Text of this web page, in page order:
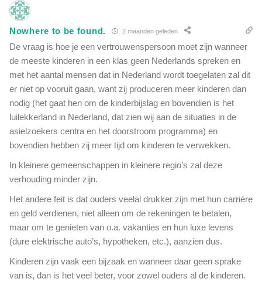
Nowhere to be found. 2 maanden geleden
De vraag is hoe je een vertrouwenspersoon moet zijn wanneer
de meeste kinderen in een klas geen Nederlands spreken en
met het aantal mensen dat in Nederland wordt toegelaten zal dit
er niet op vooruit gaan, want zij produceren meer kinderen dan
nodig (het gaat hen om de kinderbijslag en bovendien is het
luilekkerland in Nederland, dat zien wij aan de situaties in de
asielzoekers centra en het doorstroom programma) en
bovendien hebben zij meer tijd om kinderen te verwekken.
In kleinere gemeenschappen in kleinere regio’s zal deze
verhouding minder zijn.
Het andere feit is dat ouders veelal drukker zijn met hun carrière
en geld verdienen, niet alleen om de rekeningen te betalen,
maar om te genieten van o.a. vakanties en hun luxe levens
(dure elektrische auto’s, hypotheken, etc.), aanzien dus.
Kinderen zijn vaak een bijzaak en wanneer daar geen sprake
van is, dan is het veel beter, voor zowel ouders al de kinderen.